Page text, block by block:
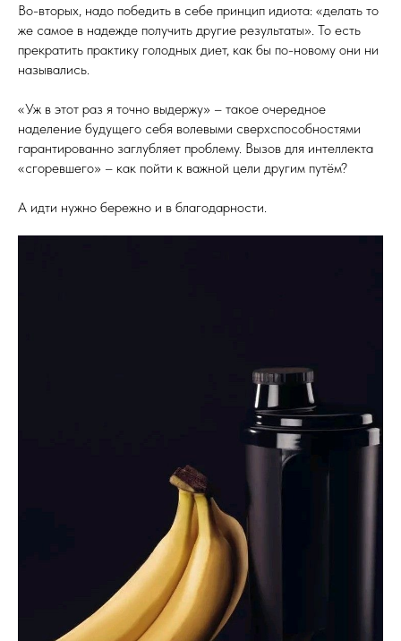
Во-вторых, надо победить в себе принцип идиота: «делать то
же самое в надежде получить другие результаты». То есть
прекратить практику голодных диет, как бы по-новому они ни
назывались.
«Уж в этот раз я точно выдержу» – такое очередное
наделение будущего себя волевыми сверхспособностями
гарантированно заглубляет проблему. Вызов для интеллекта
«сгоревшего» – как пойти к важной цели другим путём?
А идти нужно бережно и в благодарности.